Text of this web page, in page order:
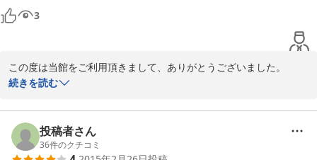
大人数の団体を主に受け入れているとのこと。
団体の入らない日に、一般の予約を受けているそうで、
ただ、目の前にバス停があり、とても立地が良いです。
和倉温泉の公衆浴場「総湯」も目の前。湯冷めしない距離です。
「総湯」は新しくとてもきれいな公衆浴場です。
休憩用の和室も広く、くつろげます。
3
この度は当館をご利用頂きまして、ありがとうございました。
能登半島の旅の、楽しい思い出づくりにのお役に立ててスタッフ一
当館は立地的に恵まれており、総湯やお食事処は徒歩5分圏内にご
ざいます。また、お越しになる際には、近くのおいしいお食事処を
続きを読む
投稿者さん
36件のクチコミ